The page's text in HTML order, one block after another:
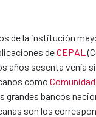
de la institución
deCEPAL
años sesenta venía
como
bancos
son los